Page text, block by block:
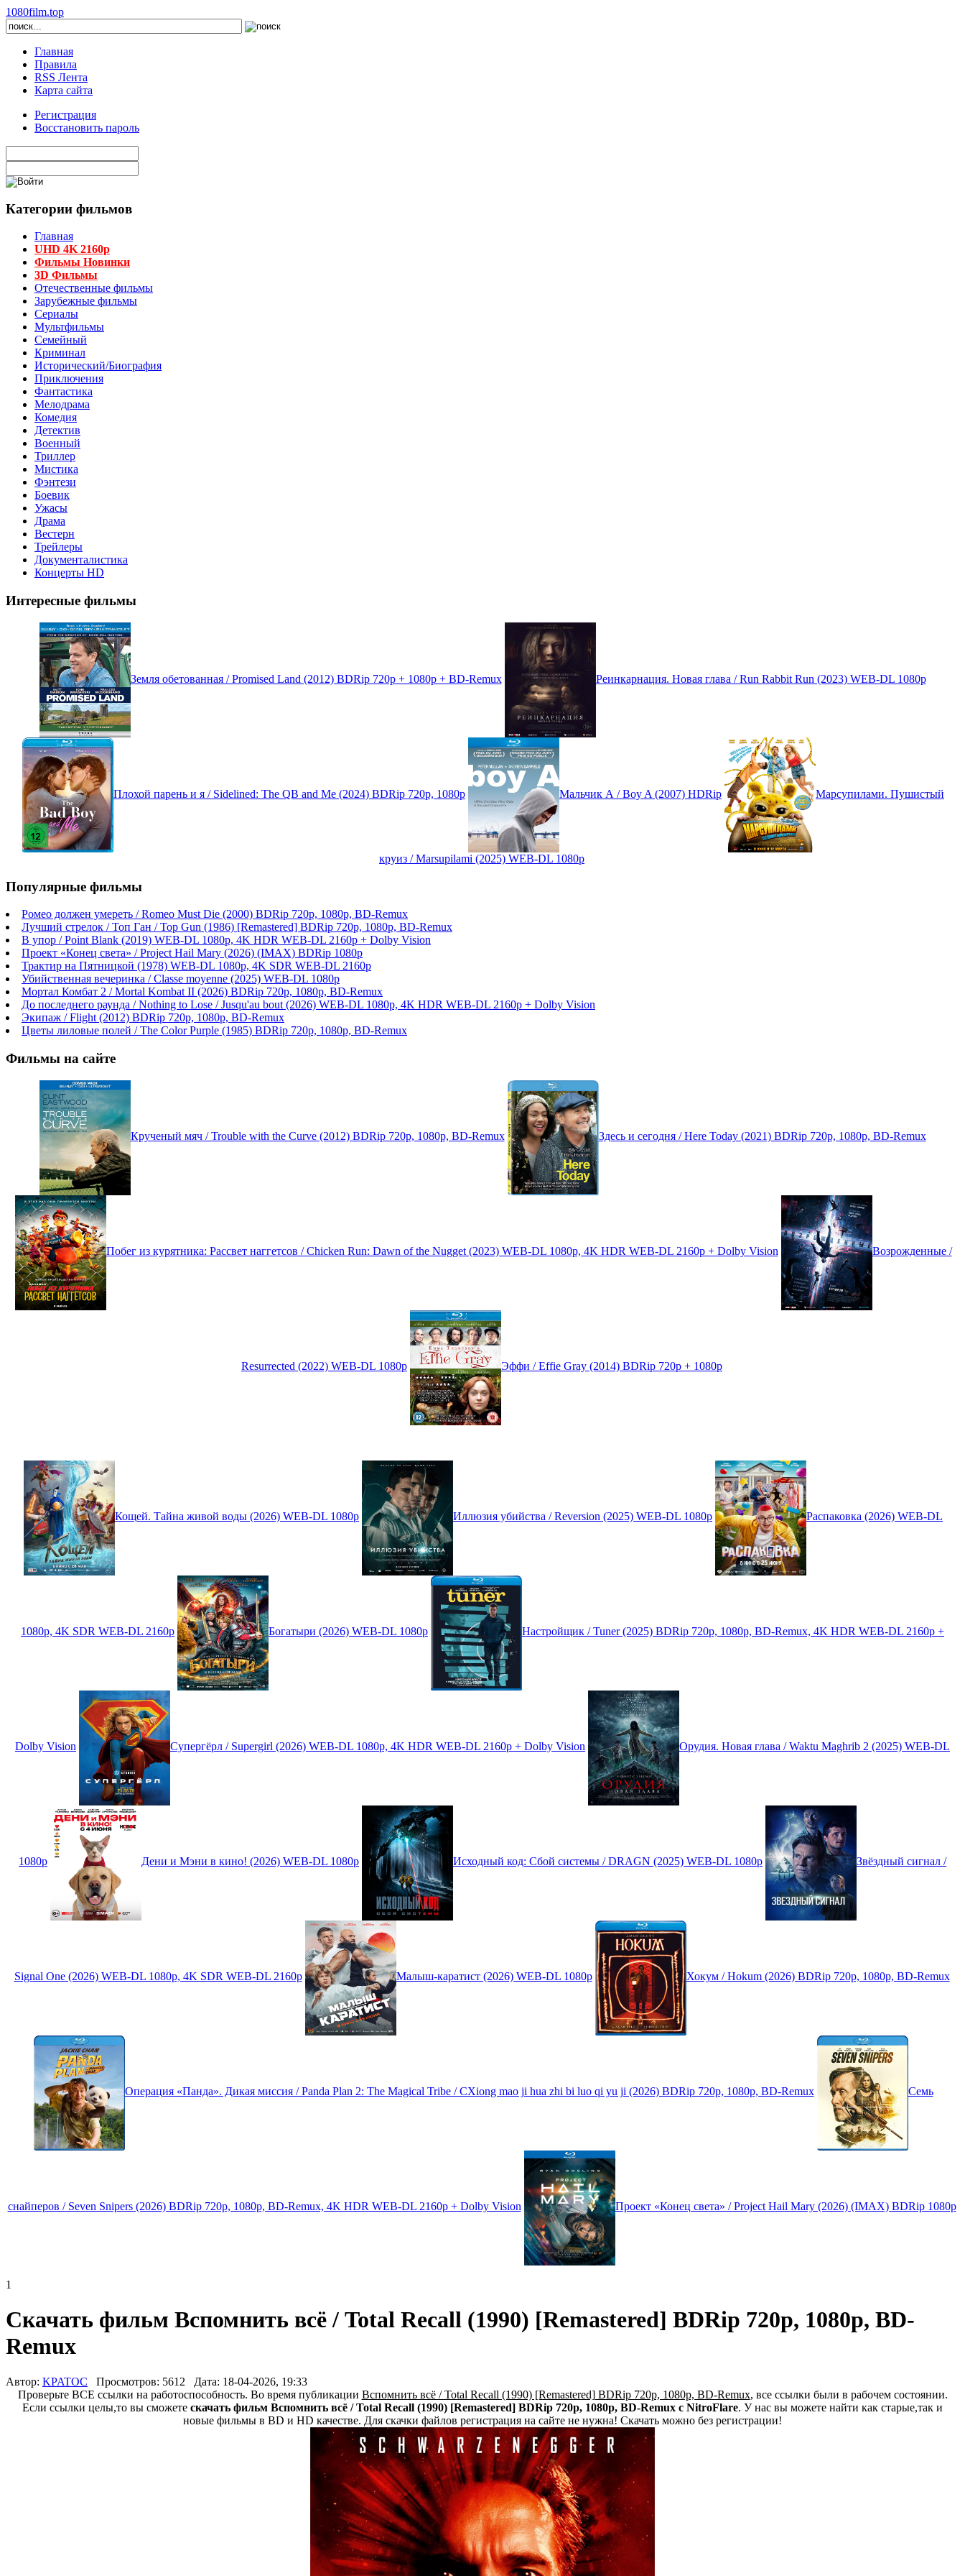
1080film.top
Главная
Правила
RSS Лента
Карта сайта
Регистрация
Восстановить пароль
Категории фильмов
Главная
UHD 4K 2160p
Фильмы Новинки
3D Фильмы
Отечественные фильмы
Зарубежные фильмы
Сериалы
Мультфильмы
Семейный
Криминал
Исторический/Биография
Приключения
Фантастика
Мелодрама
Комедия
Детектив
Военный
Триллер
Мистика
Фэнтези
Боевик
Ужасы
Драма
Вестерн
Трейлеры
Документалистика
Концерты HD
Интересные фильмы
Земля обетованная / Promised Land (2012) BDRip 720p + 1080p + BD-Remux Реинкарнация. Новая глава / Run Rabbit Run (2023) WEB-DL 1080p
Плохой парень и я / Sidelined: The QB and Me (2024) BDRip 720p, 1080p Мальчик А / Boy A (2007) HDRip Марсупилами. Пушистый
круиз / Marsupilami (2025) WEB-DL 1080p
Популярные фильмы
Ромео должен умереть / Romeo Must Die (2000) BDRip 720p, 1080p, BD-Remux
Лучший стрелок / Топ Ган / Top Gun (1986) [Remastered] BDRip 720p, 1080p, BD-Remux
В упор / Point Blank (2019) WEB-DL 1080p, 4K HDR WEB-DL 2160p + Dolby Vision
Проект «Конец света» / Project Hail Mary (2026) (IMAX) BDRip 1080p
Трактир на Пятницкой (1978) WEB-DL 1080p, 4K SDR WEB-DL 2160p
Убийственная вечеринка / Classe moyenne (2025) WEB-DL 1080p
Мортал Комбат 2 / Mortal Kombat II (2026) BDRip 720p, 1080p, BD-Remux
До последнего раунда / Nothing to Lose / Jusqu'au bout (2026) WEB-DL 1080p, 4K HDR WEB-DL 2160p + Dolby Vision
Экипаж / Flight (2012) BDRip 720p, 1080p, BD-Remux
Цветы лиловые полей / The Color Purple (1985) BDRip 720p, 1080p, BD-Remux
Фильмы на сайте
Крученый мяч / Trouble with the Curve (2012) BDRip 720p, 1080p, BD-Remux Здесь и сегодня / Here Today (2021) BDRip 720p, 1080p, BD-Remux
Побег из курятника: Рассвет наггетсов / Chicken Run: Dawn of the Nugget (2023) WEB-DL 1080p, 4K HDR WEB-DL 2160p + Dolby Vision Возрожденные /
Resurrected (2022) WEB-DL 1080p Эффи / Effie Gray (2014) BDRip 720p + 1080p
Кощей. Тайна живой воды (2026) WEB-DL 1080p Иллюзия убийства / Reversion (2025) WEB-DL 1080p Распаковка (2026) WEB-DL
1080p, 4K SDR WEB-DL 2160p Богатыри (2026) WEB-DL 1080p Настройщик / Tuner (2025) BDRip 720p, 1080p, BD-Remux, 4K HDR WEB-DL 2160p +
Dolby Vision Супергёрл / Supergirl (2026) WEB-DL 1080p, 4K HDR WEB-DL 2160p + Dolby Vision Орудия. Новая глава / Waktu Maghrib 2 (2025) WEB-DL
1080p Дени и Мэни в кино! (2026) WEB-DL 1080p Исходный код: Сбой системы / DRAGN (2025) WEB-DL 1080p Звёздный сигнал /
Signal One (2026) WEB-DL 1080p, 4K SDR WEB-DL 2160p Малыш-каратист (2026) WEB-DL 1080p Хокум / Hokum (2026) BDRip 720p, 1080p, BD-Remux
Операция «Панда». Дикая миссия / Panda Plan 2: The Magical Tribe / CXiong mao ji hua zhi bi luo qi yu ji (2026) BDRip 720p, 1080p, BD-Remux Семь
снайперов / Seven Snipers (2026) BDRip 720p, 1080p, BD-Remux, 4K HDR WEB-DL 2160p + Dolby Vision Проект «Конец света» / Project Hail Mary (2026) (IMAX) BDRip 1080p
1
Скачать фильм Вспомнить всё / Total Recall (1990) [Remastered] BDRip 720p, 1080p, BD-
Remux
Автор: KPATOC Просмотров: 5612
Дата: 18-04-2026, 19:33
Проверьте ВСЕ ссылки на работоспособность. Во время публикации Вспомнить всё / Total Recall (1990) [Remastered] BDRip 720p, 1080p, BD-Remux, все ссылки были в рабочем состоянии.
Если ссылки целы,то вы сможете скачать фильм Вспомнить всё / Total Recall (1990) [Remastered] BDRip 720p, 1080p, BD-Remux с NitroFlare. У нас вы можете найти как старые,так и
новые фильмы в BD и HD качестве. Для скачки файлов регистрация на сайте не нужна! Скачать можно без регистрации!